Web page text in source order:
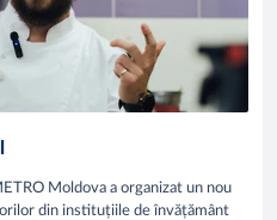
Moldova a organizat un nou
din instituțiile de învățământ